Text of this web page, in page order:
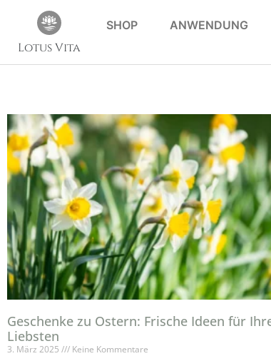
Lotus Vita
SHOP ANWENDUNG
Geschenke zu Ostern: Frische Ideen für
Liebsten
3. März 2025 Keine Kommentare